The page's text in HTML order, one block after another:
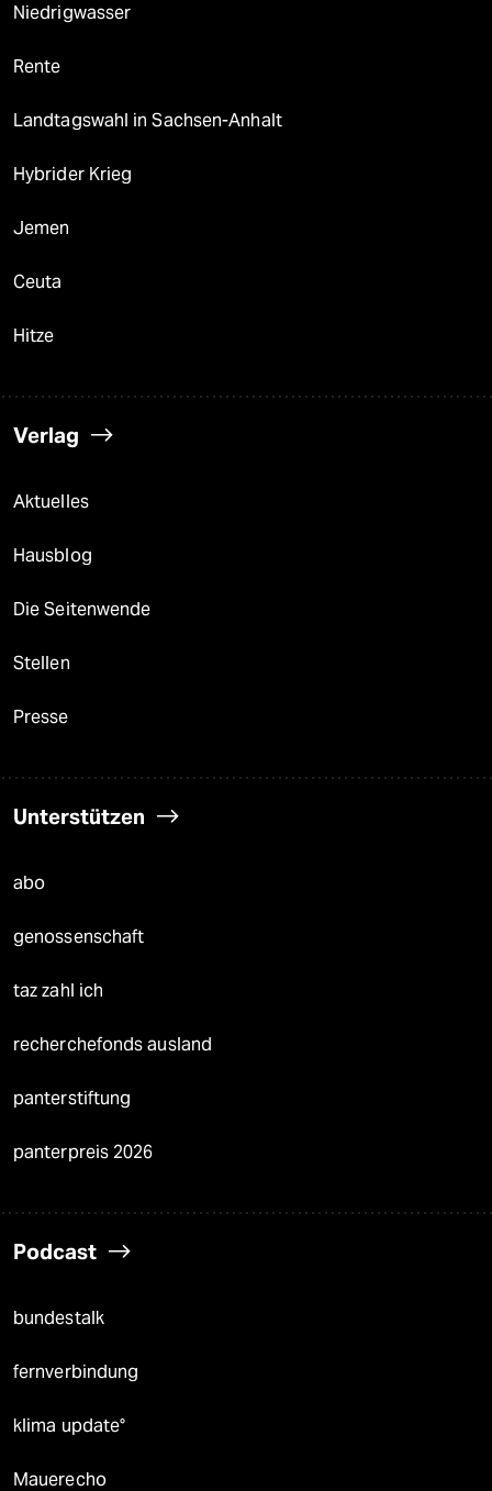
Niedrigwasser
Rente
Landtagswahl in Sachsen-Anhalt
Hybrider Krieg
Jemen
Ceuta
Hitze
Verlag
Aktuelles
Hausblog
Die Seitenwende
Stellen
Presse
Unterstützen
abo
genossenschaft
taz zahl ich
recherchefonds ausland
panterstiftung
panterpreis 2026
Podcast
bundestalk
fernverbindung
klima update°
Mauerecho